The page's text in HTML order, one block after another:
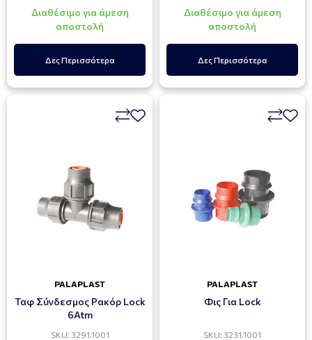
Διαθέσιμο για άμεση
αποστολή
Δες Περισσότερα
Διαθέσιμο για άμεση
αποστολή
Δες Περισσότερα
PALAPLAST
Ταφ Σύνδεσμος Ρακόρ Lock
6Atm
SKU: 3291.1001
PALAPLAST
Φις Για Lock
SKU: 3231.1001